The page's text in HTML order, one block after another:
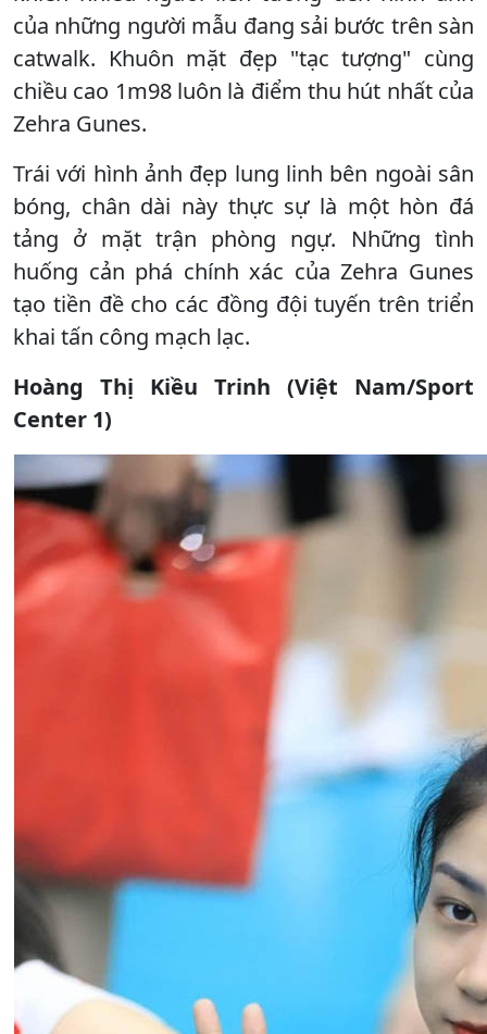
của những người mẫu đang sải bước trên sàn
catwalk. Khuôn mặt đẹp "tạc tượng" cùng
chiều cao 1m98 luôn là điểm thu hút nhất của
Zehra Gunes.
Trái với hình ảnh đẹp lung linh bên ngoài sân
bóng, chân dài này thực sự là một hòn đá
tảng ở mặt trận phòng ngự. Những tình
huống cản phá chính xác của Zehra Gunes
tạo tiền đề cho các đồng đội tuyến trên triển
khai tấn công mạch lạc.
Hoàng Thị Kiều Trinh (Việt Nam/Sport
Center 1)